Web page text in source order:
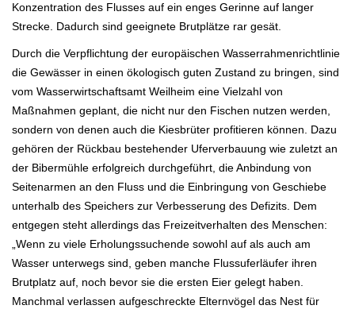
Konzentration des Flusses auf ein enges Gerinne auf langer
Strecke. Dadurch sind geeignete Brutplätze rar gesät.
Durch die Verpflichtung der europäischen Wasserrahmenrichtlinie
die Gewässer in einen ökologisch guten Zustand zu bringen, sind
vom Wasserwirtschaftsamt Weilheim eine Vielzahl von
Maßnahmen geplant, die nicht nur den Fischen nutzen werden,
sondern von denen auch die Kiesbrüter profitieren können. Dazu
gehören der Rückbau bestehender Uferverbauung wie zuletzt an
der Bibermühle erfolgreich durchgeführt, die Anbindung von
Seitenarmen an den Fluss und die Einbringung von Geschiebe
unterhalb des Speichers zur Verbesserung des Defizits. Dem
entgegen steht allerdings das Freizeitverhalten des Menschen:
„Wenn zu viele Erholungssuchende sowohl auf als auch am
Wasser unterwegs sind, geben manche Flussuferläufer ihren
Brutplatz auf, noch bevor sie die ersten Eier gelegt haben.
Manchmal verlassen aufgeschreckte Elternvögel das Nest für